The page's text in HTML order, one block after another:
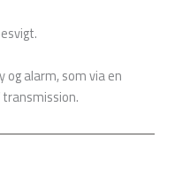
og alarm, som via en